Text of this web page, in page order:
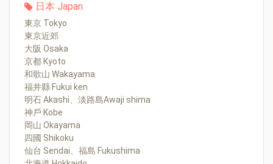
日本 Japan
東京 Tokyo
東京近郊
大阪 Osaka
京都 Kyoto
和歌山 Wakayama
福井縣 Fukui ken
明石 Akashi、淡路島Awaji shima
神戶 Kobe
岡山 Okayama
四國 Shikoku
仙台 Sendai、福島 Fukushima